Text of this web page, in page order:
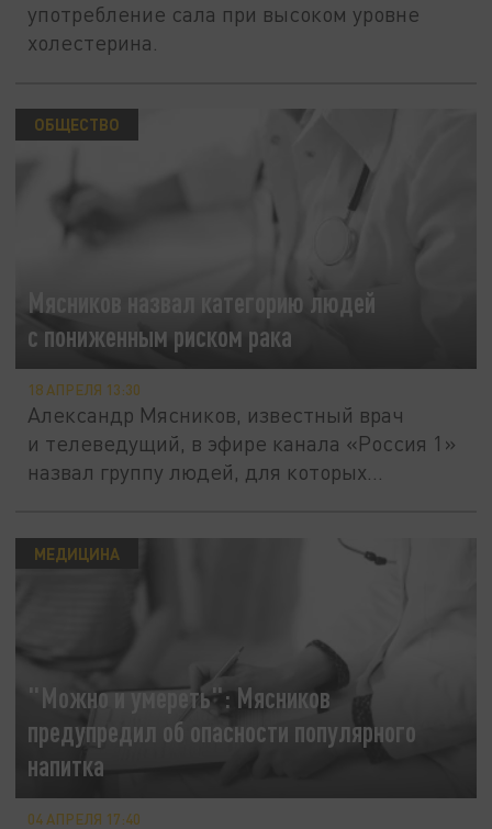
употребление сала при высоком уровне
холестерина.
Мясников назвал категорию людей
с пониженным риском рака
ОБЩЕСТВО
18 АПРЕЛЯ 13:30
Александр Мясников, известный врач
и телеведущий, в эфире канала «Россия 1»
назвал группу людей, для которых...
"Можно и умереть": Мясников
предупредил об опасности популярного
напитка
МЕДИЦИНА
04 АПРЕЛЯ 17:40